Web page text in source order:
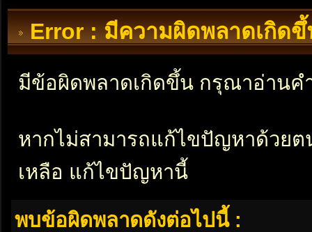
Error : มีความผิดพลาดเกิดขึ้
มีข้อผิดพลาดเกิดขึ้น กรุณาอ่านค
หากไม่สามารถแก้ไขปัญหาด้วย
เหลือ แก้ไขปัญหานี้
พบข้อผิดพลาดดังต่อไปนี้ :